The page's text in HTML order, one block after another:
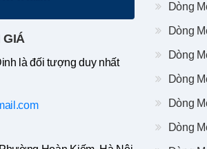
GIÁ
là đối tượng duy nhất
Dòng
Dòng
Dòng
Dòng
Dòng
Dòng